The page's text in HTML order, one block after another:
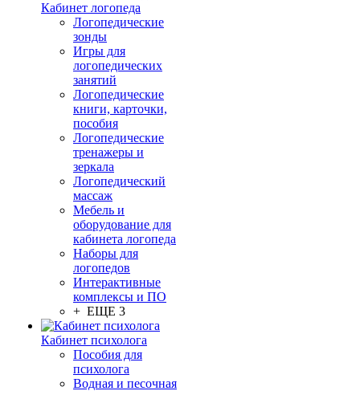
Кабинет логопеда
Логопедические
зонды
Игры для
логопедических
занятий
Логопедические
книги, карточки,
пособия
Логопедические
тренажеры и
зеркала
Логопедический
массаж
Мебель и
оборудование для
кабинета логопеда
Наборы для
логопедов
Интерактивные
комплексы и ПО
+ ЕЩЕ 3
Кабинет психолога
Пособия для
психолога
Водная и песочная